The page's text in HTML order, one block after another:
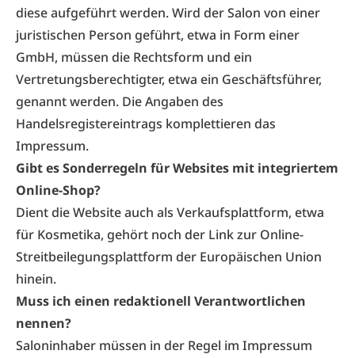
diese aufgeführt werden. Wird der Salon von einer
juristischen Person geführt, etwa in Form einer
GmbH, müssen die Rechtsform und ein
Vertretungsberechtigter, etwa ein Geschäftsführer,
genannt werden. Die Angaben des
Handelsregistereintrags komplettieren das
Impressum.
Gibt es Sonderregeln für Websites mit integriertem
Online-Shop?
Dient die Website auch als Verkaufsplattform, etwa
für Kosmetika, gehört noch der Link zur Online-
Streitbeilegungsplattform der Europäischen Union
hinein.
Muss ich einen redaktionell Verantwortlichen
nennen?
Saloninhaber müssen in der Regel im Impressum